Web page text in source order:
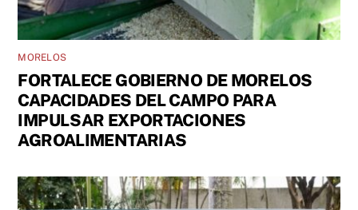
MORELOS
FORTALECE GOBIERNO DE MORELOS
CAPACIDADES DEL CAMPO PARA
IMPULSAR EXPORTACIONES
AGROALIMENTARIAS